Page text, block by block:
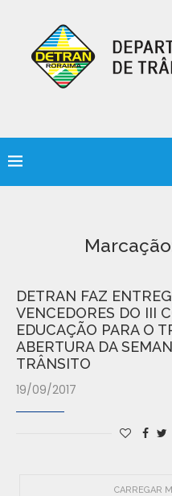
DETRAN FAZ
VENCEDORES DO III
EDUCAÇÃO PARA O
ABERTURA DA
TRÂNSITO
19/09/2017
CARREGAR